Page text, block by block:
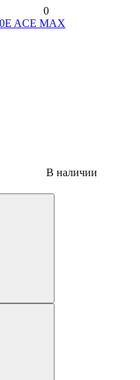
0
ACE MAX
В наличии